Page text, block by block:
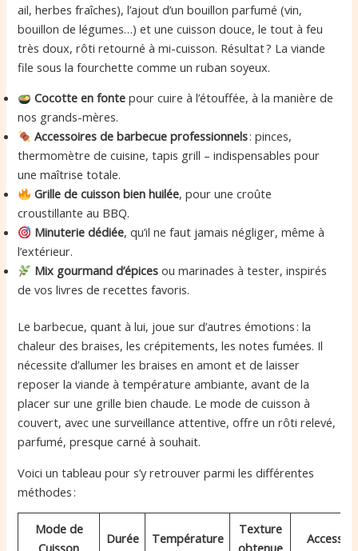
ail, herbes fraîches), l’ajout d’un bouillon parfumé (vin,
bouillon de légumes…) et une cuisson douce, le tout à feu
très doux, rôti retourné à mi-cuisson. Résultat ? La viande
file sous la fourchette comme un ruban soyeux.
Cocotte en fonte pour cuire à l’étouffée, à la manière de
nos grands-mères.
Accessoires de barbecue professionnels: pinces,
thermomètre de cuisine, tapis grill – indispensables pour
une maîtrise totale.
Grille de cuisson bien huilée, pour une croûte
croustillante au BBQ.
Minuterie dédiée, qu’il ne faut jamais négliger, même à
l’extérieur.
Mix gourmand d’épices ou marinades à tester, inspirés
de vos livres de recettes favoris.
Le barbecue, quant à lui, joue sur d’autres émotions : la
chaleur des braises, les crépitements, les notes fumées. Il
nécessite d’allumer les braises en amont et de laisser
reposer la viande à température ambiante, avant de la
placer sur une grille bien chaude. Le mode de cuisson à
couvert, avec une surveillance attentive, offre un rôti relevé,
parfumé, presque carné à souhait.
Voici un tableau pour s’y retrouver parmi les différentes
méthodes :
Mode de
Durée Température
Texture